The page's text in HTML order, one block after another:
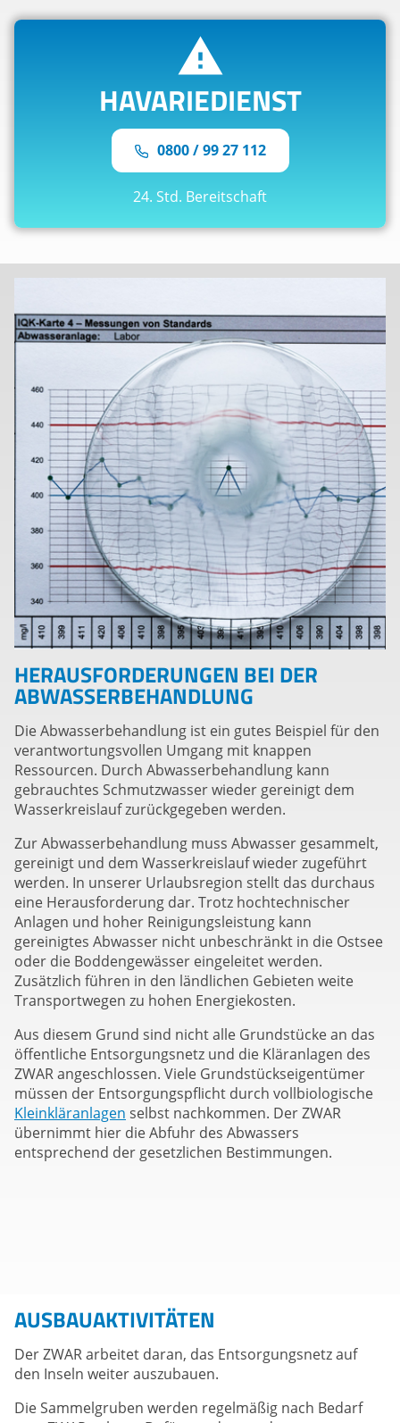
HAVARIEDIENST
0800 / 99 27 112
24. Std. Bereitschaft
HERAUSFORDERUNGEN BEI DER
ABWASSERBEHANDLUNG
Die Abwasserbehandlung ist ein gutes Beispiel für den
verantwortungsvollen Umgang mit knappen
Ressourcen. Durch Abwasserbehandlung kann
gebrauchtes Schmutzwasser wieder gereinigt dem
Wasserkreislauf zurückgegeben werden.
Zur Abwasserbehandlung muss Abwasser gesammelt,
gereinigt und dem Wasserkreislauf wieder zugeführt
werden. In unserer Urlaubsregion stellt das durchaus
eine Herausforderung dar. Trotz hochtechnischer
Anlagen und hoher Reinigungsleistung kann
gereinigtes Abwasser nicht unbeschränkt in die Ostsee
oder die Boddengewässer eingeleitet werden.
Zusätzlich führen in den ländlichen Gebieten weite
Transportwegen zu hohen Energiekosten.
Aus diesem Grund sind nicht alle Grundstücke an das
öffentliche Entsorgungsnetz und die Kläranlagen des
ZWAR angeschlossen. Viele Grundstückseigentümer
müssen der Entsorgungspflicht durch vollbiologische
Kleinkläranlagen selbst nachkommen. Der ZWAR
übernimmt hier die Abfuhr des Abwassers
entsprechend der gesetzlichen Bestimmungen.
AUSBAUAKTIVITÄTEN
Der ZWAR arbeitet daran, das Entsorgungsnetz auf
den Inseln weiter auszubauen.
Die Sammelgruben werden regelmäßig nach Bedarf